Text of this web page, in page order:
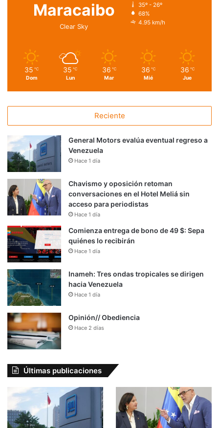
Maracaibo
Clear Sky
35º - 26º
68%
4.95 km/h
35 ℃
Dom
35 ℃
Lun
36 ℃
Mar
36 ℃
Mié
36 ℃
Jue
Reciente
General Motors evalúa eventual regreso a
Venezuela
Hace 1 día
Chavismo y oposición retoman
conversaciones en el Hotel Meliá sin
acceso para periodistas
Hace 1 día
Comienza entrega de bono de 49 $: Sepa
quiénes lo recibirán
Hace 1 día
Inameh: Tres ondas tropicales se dirigen
hacia Venezuela
Hace 1 día
Opinión// Obediencia
Hace 2 días
Últimas publicaciones